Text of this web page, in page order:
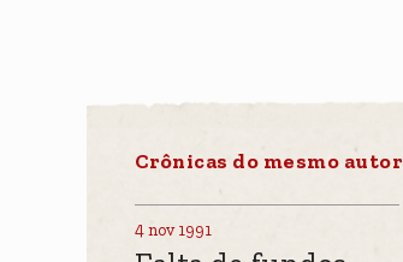
Crônicas do mesmo autor
4 nov 1991